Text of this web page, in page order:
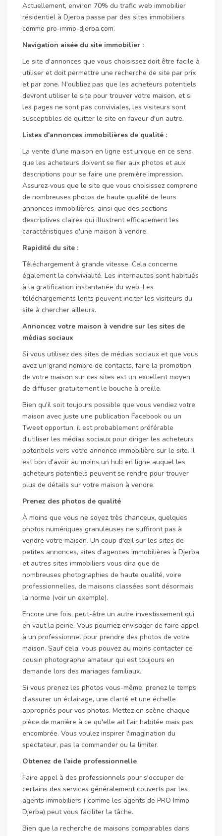
Actuellement, environ 70% du trafic web immobilier
résidentiel à Djerba passe par des sites immobiliers
comme pro-immo-djerba.com.
Navigation aisée du site immobilier :
Le site d'annonces que vous choisissez doit être facile à
utiliser et doit permettre une recherche de site par prix
et par zone. N'oubliez pas que les acheteurs potentiels
devront utiliser le site pour trouver votre maison, et si
les pages ne sont pas conviviales, les visiteurs sont
susceptibles de quitter le site en faveur d'un autre.
Listes d'annonces immobilières de qualité :
La vente d'une maison en ligne est unique en ce sens
que les acheteurs doivent se fier aux photos et aux
descriptions pour se faire une première impression.
Assurez-vous que le site que vous choisissez comprend
de nombreuses photos de haute qualité de leurs
annonces immobilières, ainsi que des sections
descriptives claires qui illustrent efficacement les
caractéristiques d'une maison à vendre.
Rapidité du site :
Téléchargement à grande vitesse. Cela concerne
également la convivialité. Les internautes sont habitués
à la gratification instantanée du web. Les
téléchargements lents peuvent inciter les visiteurs du
site à chercher ailleurs.
Annoncez votre maison à vendre sur les sites de
médias sociaux
Si vous utilisez des sites de médias sociaux et que vous
avez un grand nombre de contacts, faire la promotion
de votre maison sur ces sites est un excellent moyen
de diffuser gratuitement le bouche à oreille.
Bien qu'il soit toujours possible que vous vendiez votre
maison avec juste une publication Facebook ou un
Tweet opportun, il est probablement préférable
d'utiliser les médias sociaux pour diriger les acheteurs
potentiels vers votre annonce immobilière sur le site. Il
est bon d'avoir au moins un hub en ligne auquel les
acheteurs potentiels peuvent se rendre pour trouver
plus de détails sur votre maison à vendre.
Prenez des photos de qualité
À moins que vous ne soyez très chanceux, quelques
photos numériques granuleuses ne suffiront pas à
vendre votre maison. Un coup d'œil sur les sites de
petites annonces, sites d'agences immobilières à Djerba
et autres sites immobiliers vous dira que de
nombreuses photographies de haute qualité, voire
professionnelles, de maisons classées sont désormais
la norme (voir un exemple).
Encore une fois, peut-être un autre investissement qui
en vaut la peine. Vous pourriez envisager de faire appel
à un professionnel pour prendre des photos de votre
maison. Sauf cela, vous pouvez au moins contacter ce
cousin photographe amateur qui est toujours en
demande lors des mariages familiaux.
Si vous prenez les photos vous-même, prenez le temps
d'assurer un éclairage, une clarté et une échelle
appropriés pour vos photos. Mettez en scène chaque
pièce de manière à ce qu'elle ait l'air habitée mais pas
encombrée. Vous voulez inspirer l'imagination du
spectateur, pas la commander ou la limiter.
Obtenez de l'aide professionnelle
Faire appel à des professionnels pour s'occuper de
certains des services généralement couverts par les
agents immobiliers ( comme les agents de PRO Immo
Djerba) peut vous faciliter la tâche.
Bien que la recherche de maisons comparables dans